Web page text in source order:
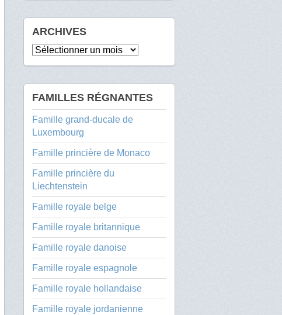
ARCHIVES
Archives
FAMILLES RÉGNANTES
Famille grand-ducale de
Luxembourg
Famille princière de Monaco
Famille princière du
Liechtenstein
Famille royale belge
Famille royale britannique
Famille royale danoise
Famille royale espagnole
Famille royale hollandaise
Famille royale jordanienne